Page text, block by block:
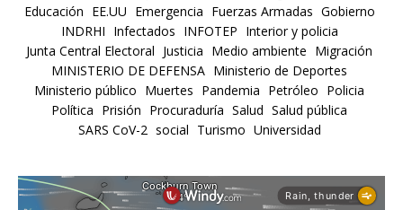
Educación EE.UU Emergencia Fuerzas Armadas Gobierno
INDRHI Infectados INFOTEP Interior y policia
Junta Central Electoral Justicia Medio ambiente Migración
MINISTERIO DE DEFENSA Ministerio de Deportes
Ministerio público Muertes Pandemia Petróleo Policia
Política Prisión Procuraduría Salud Salud pública
SARS CoV-2 social Turismo Universidad